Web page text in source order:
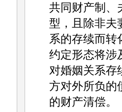
共同财产制、
型，且除非夫
系的存续而转
约定形态将涉
对婚姻关系存
方对外所负的
的财产清偿。